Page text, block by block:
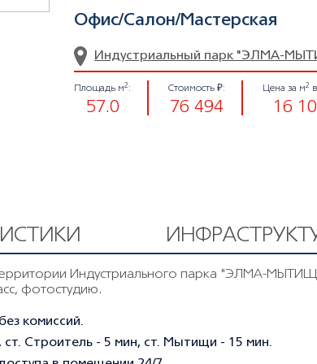
Офиc/Салон/Мастерская
Индустриальный парк "ЭЛМА-
Площадь м2 :
57.0
Стоимость ₽:
76 494
Цена за м2
16
Индустриального парка "ЭЛМА-
фотостудию.
комиссий.
Строитель - 5 мин, ст. Мытищи - 15 мин.